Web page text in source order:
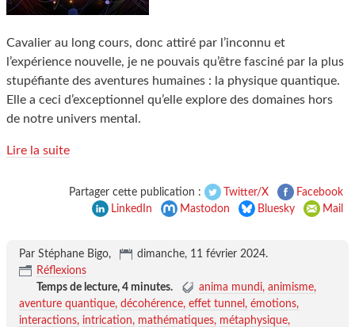
Cavalier au long cours, donc attiré par l’inconnu et
l’expérience nouvelle, je ne pouvais qu’être fasciné par la plus
stupéfiante des aventures humaines : la physique quantique.
Elle a ceci d’exceptionnel qu’elle explore des domaines hors
de notre univers mental.
Lire la suite
Partager cette publication : Twitter/X
Facebook
LinkedIn
Mastodon Bluesky Mail
Par Stéphane Bigo, dimanche, 11 février 2024.
Réflexions
Temps de lecture, 4 minutes. anima mundi animisme
aventure quantique décohérence effet tunnel
émotions
interactions intrication mathématiques métaphysique